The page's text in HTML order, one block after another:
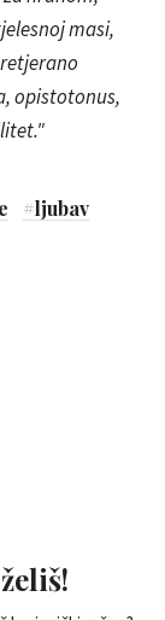
masi,
opistotonus,
#ljubav